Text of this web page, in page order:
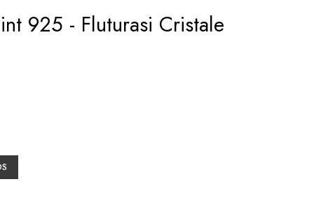
925 - Fluturasi Cristale